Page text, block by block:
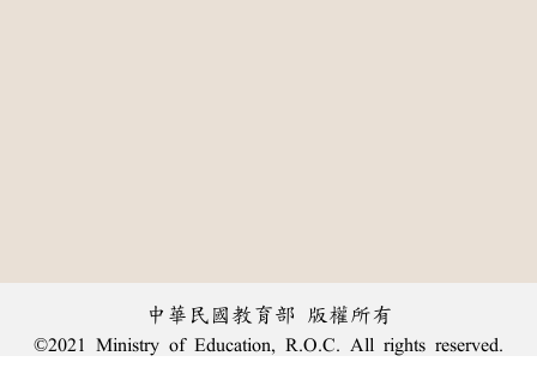
中華民國教育部 版權所有
©2021 Ministry of Education, R.O.C. All rights reserved.